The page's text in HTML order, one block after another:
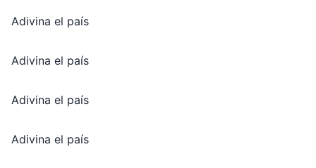
Adivina el país
Adivina el país
Adivina el país
Adivina el país